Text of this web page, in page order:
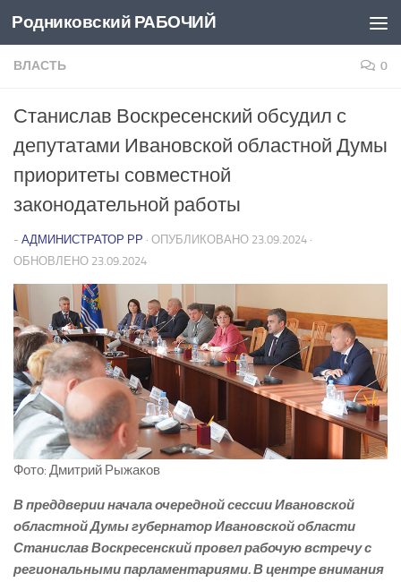
Перейти к содержимому
Родниковский РАБОЧИЙ
ВЛАСТЬ 0
Станислав Воскресенский обсудил с
депутатами Ивановской областной Думы
приоритеты совместной
законодательной работы
- АДМИНИСТРАТОР РР · ОПУБЛИКОВАНО 23.09.2024 ·
ОБНОВЛЕНО 23.09.2024
Фото: Дмитрий Рыжаков
В преддверии начала очередной сессии Ивановской
областной Думы губернатор Ивановской области
Станислав Воскресенский провел рабочую встречу с
региональными парламентариями. В центре внимания